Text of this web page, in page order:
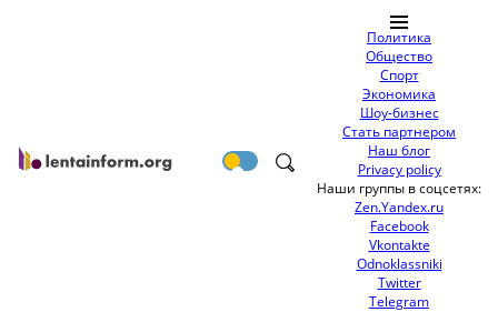
Политика
Общество
Спорт
Экономика
Шоу-бизнес
Стать партнером
Наш блог
Privacy policy
Наши группы в соцсетях:
Zen.Yandex.ru
Facebook
Vkontakte
Odnoklassniki
Twitter
Telegram